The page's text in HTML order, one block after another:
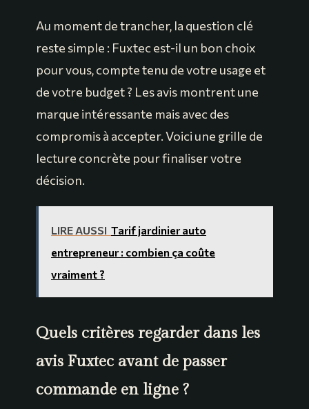
Au moment de trancher, la question clé
reste simple : Fuxtec est-il un bon choix
pour vous, compte tenu de votre usage et
de votre budget ? Les avis montrent une
marque intéressante mais avec des
compromis à accepter. Voici une grille de
lecture concrète pour finaliser votre
décision.
LIRE AUSSI Tarif jardinier auto
entrepreneur : combien ça coûte
vraiment ?
Quels critères regarder dans les
avis Fuxtec avant de passer
commande en ligne ?